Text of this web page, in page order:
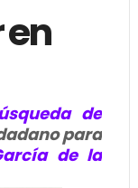
de
para
de la